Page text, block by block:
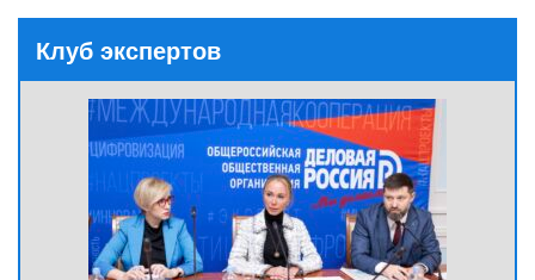
Клуб экспертов